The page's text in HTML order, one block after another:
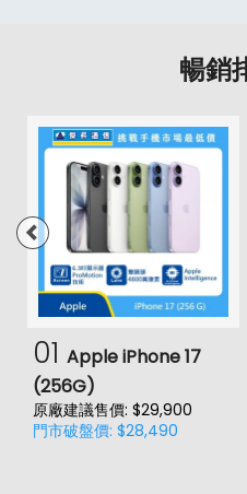
暢銷
01 Apple iPhone 17
(256G)
原廠建議售價: $29,900
門市破盤價: $28,490